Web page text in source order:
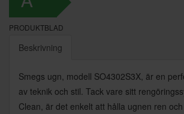
PRODUKTBLAD
Beskrivning
Smegs ugn, modell SO4302S3X, är en
av teknik och stil. Tack vare sitt
Clean, är det enkelt att hålla ugnen ren och